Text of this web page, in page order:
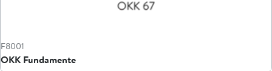
F8001
OKK Fundamente